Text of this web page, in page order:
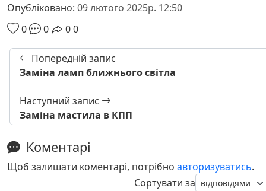
Опубліковано: 09 лютого 2025р. 12:50
0
0 00
Попередній запис
Заміна ламп ближнього світла
Наступний запис
Заміна мастила в КПП
Коментарі
Щоб залишати коментарі, потрібно авторизуватись.
Сортувати за